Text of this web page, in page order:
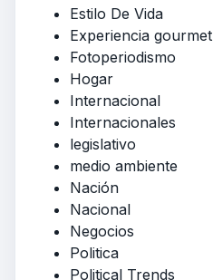
Estilo De Vida
Experiencia gourmet
Fotoperiodismo
Hogar
Internacional
Internacionales
legislativo
medio ambiente
Nación
Nacional
Negocios
Politica
Political Trends